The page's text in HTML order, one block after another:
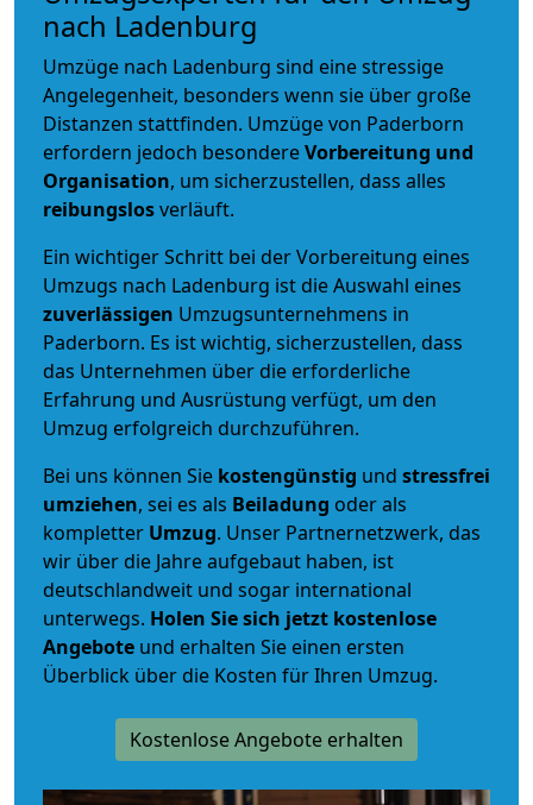
nach Ladenburg
Umzüge nach Ladenburg sind eine stressige
Angelegenheit, besonders wenn sie über große
Distanzen stattfinden. Umzüge von Paderborn
erfordern jedoch besondereVorbereitung und
Organisation, um sicherzustellen, dass alles
reibungslosverläuft.
Ein wichtiger Schritt bei der Vorbereitung eines
Umzugs nach Ladenburg ist die Auswahl eines
zuverlässigen Umzugsunternehmens in
Paderborn. Es ist wichtig, sicherzustellen, dass
das Unternehmen über die erforderliche
Erfahrung und Ausrüstung verfügt, um den
Umzug erfolgreich durchzuführen.
Bei uns können Sie kostengünstig und stressfrei
umziehen, sei es als Beiladung oder als
kompletter Umzug. Unser Partnernetzwerk, das
wir über die Jahre aufgebaut haben, ist
deutschlandweit und sogar international
unterwegs. Holen Sie sich jetzt kostenlose
Angebote und erhalten Sie einen ersten
Überblick über die Kosten für Ihren Umzug.
Kostenlose Angebote erhalten